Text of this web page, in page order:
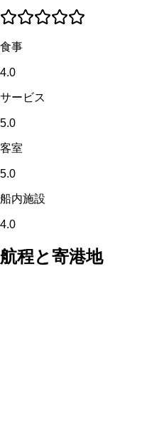
食事
4.0
サービス
5.0
客室
5.0
船内施設
4.0
航程と寄港地